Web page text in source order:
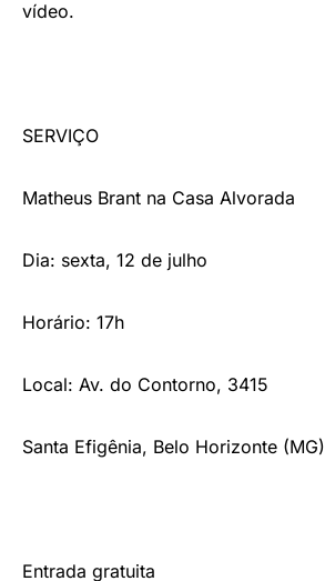
vídeo.
SERVIÇO
Matheus Brant na Casa Alvorada
Dia: sexta, 12 de julho
Horário: 17h
Local: Av. do Contorno, 3415
Santa Efigênia, Belo Horizonte (MG)
Entrada gratuita